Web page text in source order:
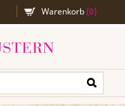
Warenkorb(0)